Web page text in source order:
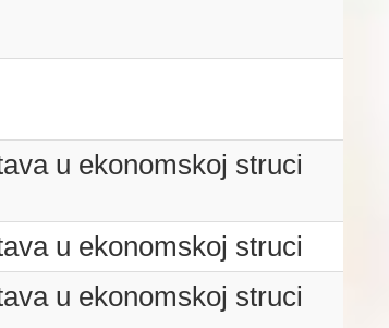
u ekonomskoj struci
u ekonomskoj struci
u ekonomskoj struci